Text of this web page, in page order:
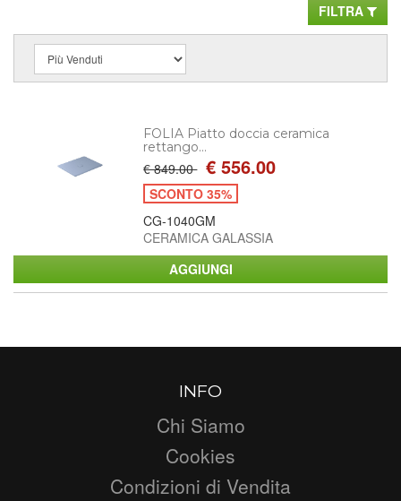
FILTRA
FOLIA Piatto doccia ceramica
rettango...
€ 849.00 € 556.00
SCONTO 35%
CG-1040GM
CERAMICA GALASSIA
INFO
Chi Siamo
Cookies
Condizioni di Vendita